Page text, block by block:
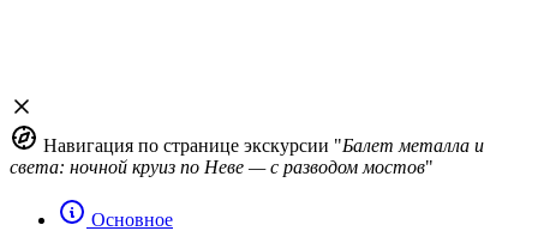
Навигация по странице экскурсии "Балет металла и
света: ночной круиз по Неве — с разводом мостов"
Основное